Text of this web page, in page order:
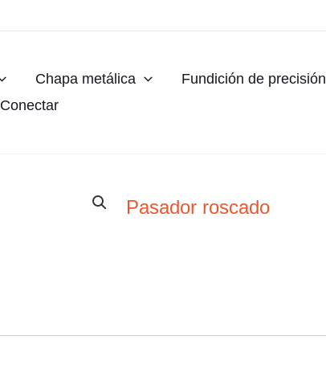
Chapa metálica Fundición de precisión
Conectar
Pasador roscado